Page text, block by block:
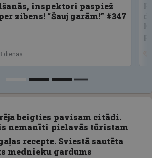
inspektori paspiež
zibens! “Šauj garām!” #347
dienas
beigties pavisam citādi.
nemanīti pielavās tūristam
recepte. Sviestā sautēta
mednieku gardums